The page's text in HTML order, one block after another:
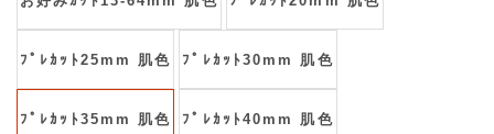
ﾌﾟﾚｶｯﾄ25mm 肌色 ﾌﾟﾚｶｯﾄ30mm 肌色
ﾌﾟﾚｶｯﾄ35mm 肌色 ﾌﾟﾚｶｯﾄ40mm 肌色